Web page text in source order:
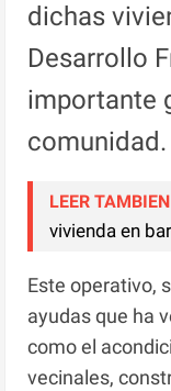
dichas
Desarrollo
importante
comunidad.
LEER
vivienda en
Este operativo,
ayudas que ha
como el
vecinales,